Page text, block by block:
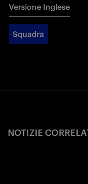
Versione Inglese
Squadra
NOTIZIE